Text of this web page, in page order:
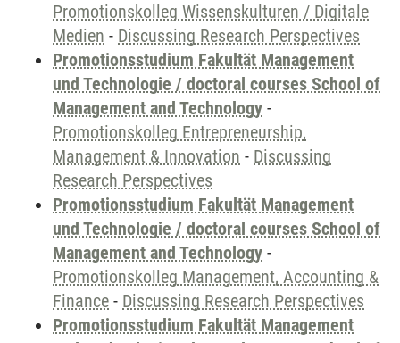
Promotionskolleg Wissenskulturen / Digitale
Medien - Discussing Research Perspectives
Promotionsstudium Fakultät Management
und Technologie / doctoral courses School of
Management and Technology -
Promotionskolleg Entrepreneurship,
Management & Innovation - Discussing
Research Perspectives
Promotionsstudium Fakultät Management
und Technologie / doctoral courses School of
Management and Technology -
Promotionskolleg Management, Accounting &
Finance - Discussing Research Perspectives
Promotionsstudium Fakultät Management